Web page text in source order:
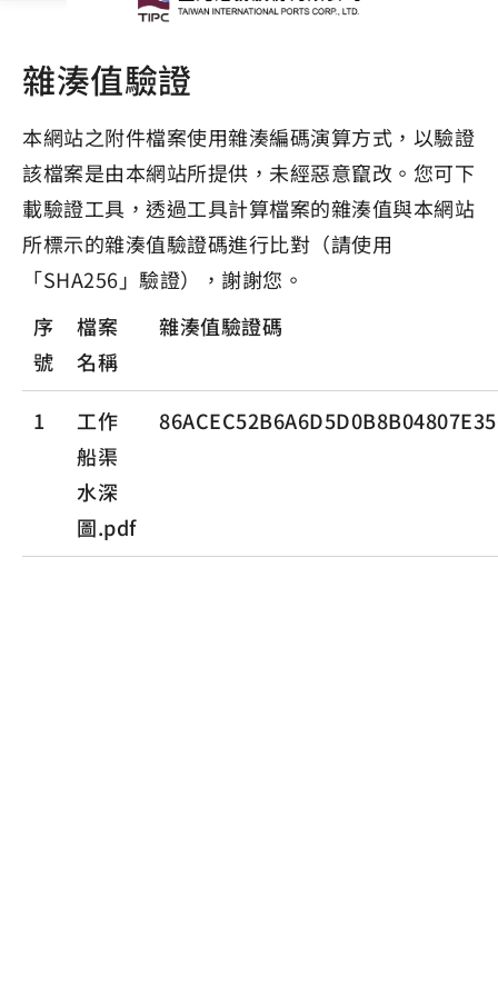
雜湊值驗證
本網站之附件檔案使用雜湊編碼演算方式，以驗證
該檔案是由本網站所提供，未經惡意竄改。您可下
載驗證工具，透過工具計算檔案的雜湊值與本網站
所標示的雜湊值驗證碼進行比對（請使用
「SHA256」驗證），謝謝您。
序
號
檔案
名稱
雜湊值驗證碼
1
工作
船渠
水深
圖.pdf